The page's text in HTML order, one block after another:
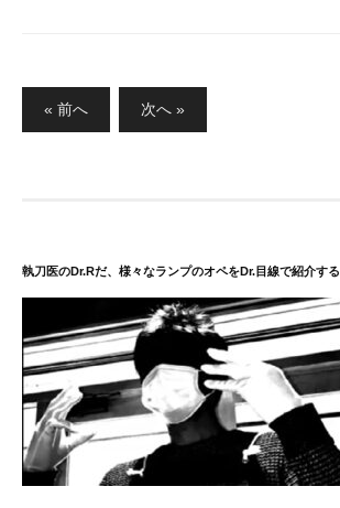
り
« 前へ 次へ »
執刀医のDr.Rだ、様々なランプのオペをDr.目線で紹介する